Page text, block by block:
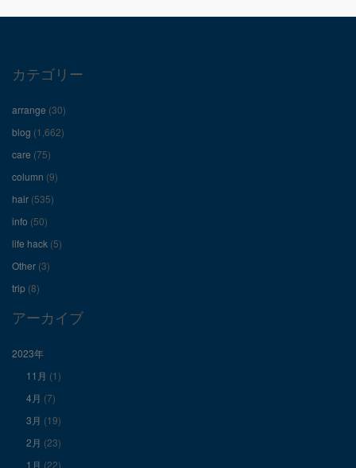
ロ
フ
ィ
ー
ル
を
Facebook
で
示
カテゴリー
arrange (30)
blog (1,662)
care (75)
column (9)
hair (535)
info (50)
life hack (5)
Other (3)
trip (8)
アーカイブ
2023年
11月 (1)
4月 (7)
3月 (19)
2月 (23)
1月 (22)